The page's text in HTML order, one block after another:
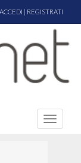
ACCEDI | REGISTRATI